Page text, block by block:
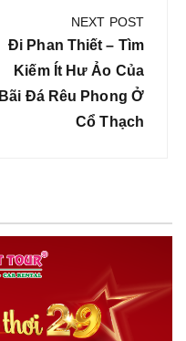
NEXT POST
Next
Post:
Đi Phan Thiết – Tìm
Kiếm Ít Hư Ảo Của
Bãi Đá Rêu Phong Ở
Cổ Thạch